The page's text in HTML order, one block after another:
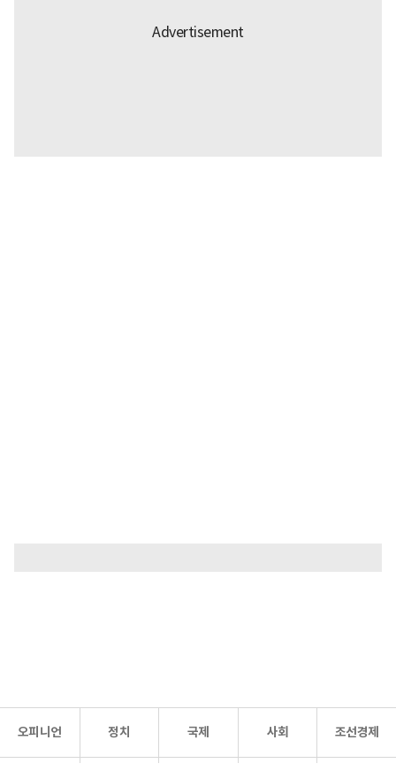
오피니언 정치 국제 사회 조선경제